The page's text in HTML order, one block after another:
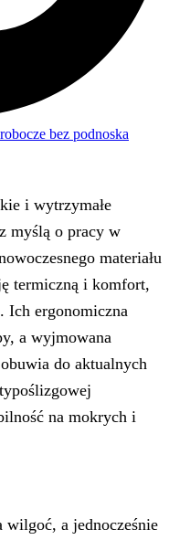
bez podnoska
i wytrzymałe
myślą o pracy w
materiału
termiczną i komfort,
Ich ergonomiczna
a wyjmowana
do aktualnych
na mokrych i
wilgoć, a jednocześnie